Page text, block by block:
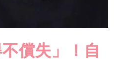
償失」！自